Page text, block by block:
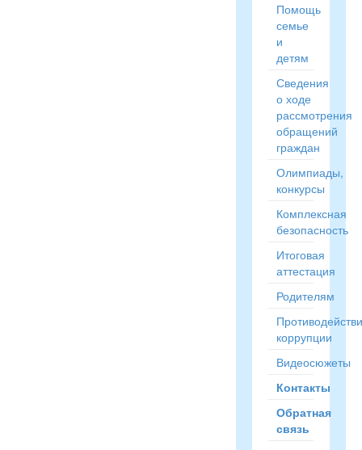
Помощь
семье
и
детям
Сведения
о ходе
рассмотрения
обращений
граждан
Олимпиады,
конкурсы
Комплексная
безопасность
Итоговая
аттестация
Родителям
коррупции
Видеосюжеты
Контакты
Обратная
связь